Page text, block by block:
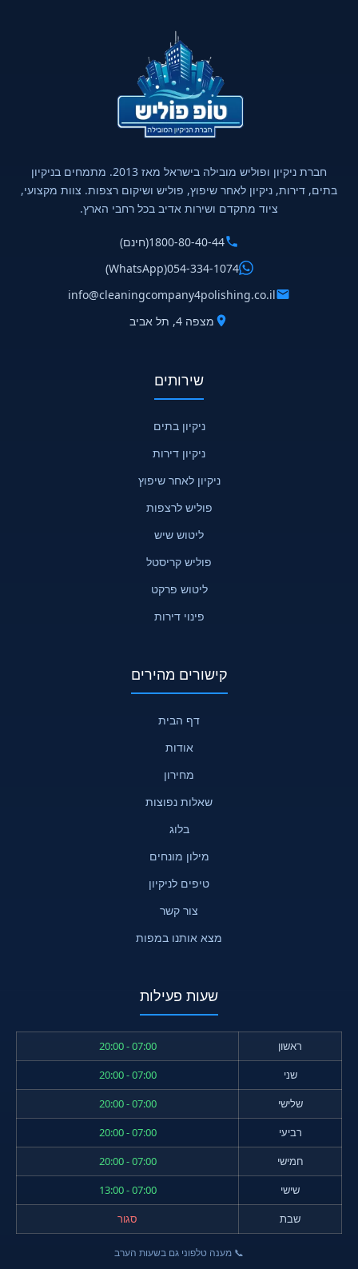
חברת ניקיון ופוליש מובילה בישראל מאז 2013. מתמחים בניקיון
בתים, דירות, ניקיון לאחר שיפוץ, פוליש ושיקום רצפות. צוות מקצועי,
ציוד מתקדם ושירות אדיב בכל רחבי הארץ.
1800-80-40-44(חינם)
054-334-1074
(WhatsApp)
info@cleaningcompany4polishing.co.il
מצפה 4, תל אביב
שירותים
ניקיון בתים
ניקיון דירות
ניקיון לאחר שיפוץ
פוליש לרצפות
ליטוש שיש
פוליש קריסטל
ליטוש פרקט
פינוי דירות
קישורים מהירים
דף הבית
אודות
מחירון
שאלות נפוצות
בלוג
מילון מונחים
טיפים לניקיון
צור קשר
מצא אותנו במפות
שעות פעילות
ראשון
07:00 - 20:00
שני
07:00 - 20:00
שלישי
07:00 - 20:00
רביעי
07:00 - 20:00
חמישי
07:00 - 20:00
שישי
07:00 - 13:00
שבת
סגור
📞 מענה טלפוני גם בשעות הערב